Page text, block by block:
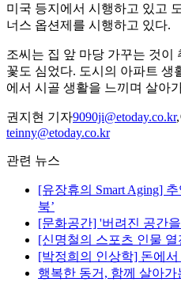
미국 등지에서 시행하고 있고
너스 옵션제를 시행하고 있다.
조씨는 집 앞 마당 가꾸는 것이
꽃도 심었다. 도시의 아파트 생
에서 시골 생활을 느끼며 살아
권지현 기자9090ji@etoday.co.kr
teinny@etoday.co.kr
관련 뉴스
[유장휴의 Smart Aging]
북’
[문화공간] '버려진 공간
[신명철의 스포츠 인물
[박정희의 인상학] 돈에
행복한 동거, 함께 살아